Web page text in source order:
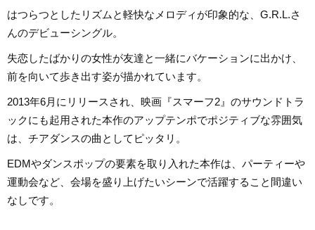
はつらつとしたリズムと軽快なメロディが印象的な、G.R.L.さ
んのデビューシングル。
失恋したばかりの女性が友達と一緒にバケーションに出かけ、
前を向いて歩き出す姿が描かれています。
2013年6月にリリースされ、映画『スマーフ2』のサウンドトラ
ックにも起用された本作のアップテンポでポジティブな雰囲気
は、チアダンスの曲としてピッタリ。
EDMやダンスポップの要素を取り入れた本作は、パーティーや
運動会など、会場を盛り上げたいシーンで活躍すること間違い
なしです。